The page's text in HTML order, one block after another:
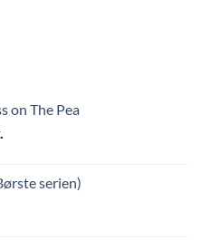
on The Pea
er:
serien)